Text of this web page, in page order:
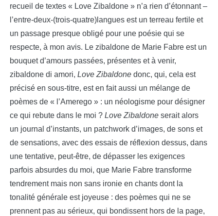
recueil de textes « Love Zibaldone » n’a rien d’étonnant –
l’entre-deux-(trois-quatre)langues est un terreau fertile et
un passage presque obligé pour une poésie qui se
respecte, à mon avis. Le zibaldone de Marie Fabre est un
bouquet d’amours passées, présentes et à venir,
zibaldone di amori, Love Zibaldone donc, qui, cela est
précisé en sous-titre, est en fait aussi un mélange de
poèmes de « l’Amerego » : un néologisme pour désigner
ce qui rebute dans le moi ? Love Zibaldone serait alors
un journal d’instants, un patchwork d’images, de sons et
de sensations, avec des essais de réflexion dessus, dans
une tentative, peut-être, de dépasser les exigences
parfois absurdes du moi, que Marie Fabre transforme
tendrement mais non sans ironie en chants dont la
tonalité générale est joyeuse : des poèmes qui ne se
prennent pas au sérieux, qui bondissent hors de la page,